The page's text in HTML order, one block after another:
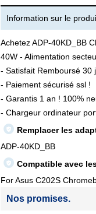
Information sur le
Achetez ADP-40KD_BB
40W - Alimentation
- Satisfait Remboursé 30
- Paiement sécurisé ssl !
- Garantis 1 an ! 100%
- Chargeur ordinateur
Remplacer les
ADP-40KD_BB
Compatible avec
For Asus C202S
Nos promises.